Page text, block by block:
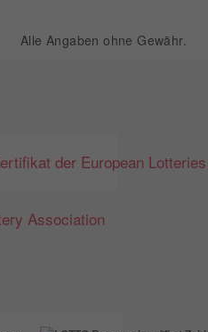
Alle Angaben ohne Gewähr.